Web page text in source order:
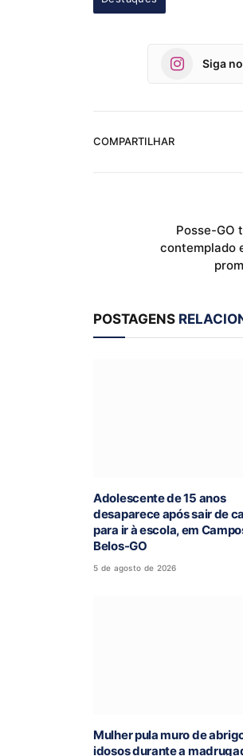
Siga
COMPARTILHAR
Posse-GO
contemplado
POSTAGENS
Adolescente de 15 anos
desaparece após sair de
para ir à escola, em
Belos-GO
5 de agosto de 2026
Mulher pula muro de
idosos durante a